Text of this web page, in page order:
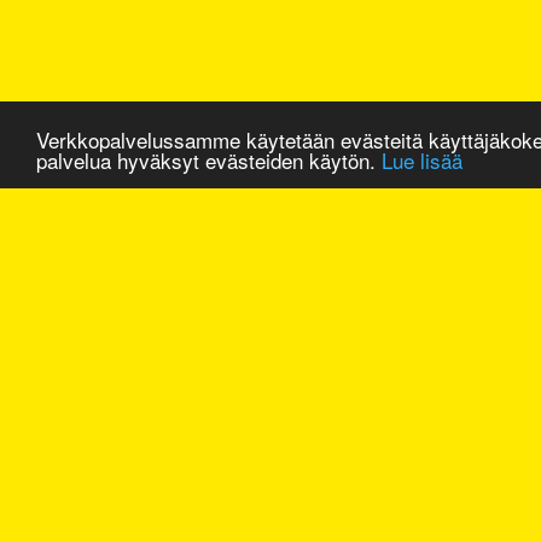
Verkkopalvelussamme käytetään evästeitä
palvelua hyväksyt evästeiden käytön. Lue lisää